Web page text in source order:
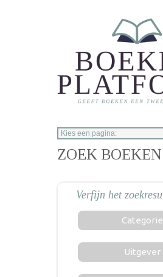
ZOEK BOEKEN
Categorie
Uitgever